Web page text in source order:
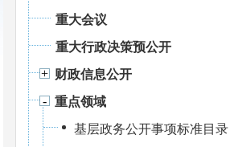
重大会议
重大行政决策预公开
财政信息公开
重点领域
基层政务公开事项标准目录